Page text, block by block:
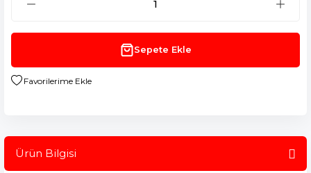
Sepete Ekle
Ürün Bilgisi